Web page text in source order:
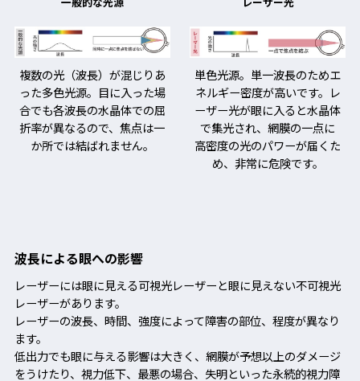
複数の光（波長）が混じりあ
った多色光源。目に入った場
合でも各波長の水晶体での屈
折率が異なるので、焦点は一
か所では結ばれません。
単色光源。単一波長のためエ
ネルギー密度が高いです。レ
ーザー光が眼に入ると水晶体
で集光され、網膜の一点に
高密度の光のパワーが届くた
め、非常に危険です。
波長による眼への影響
レーザーには眼に見える可視光レーザーと眼に見えない不可視光
レーザーがあります。
レーザーの波長、時間、強度によって障害の部位、程度が異なり
ます。
低出力でも眼に与える影響は大きく、網膜が予想以上のダメージ
をうけたり、視力低下、最悪の場合、失明といった永続的視力障